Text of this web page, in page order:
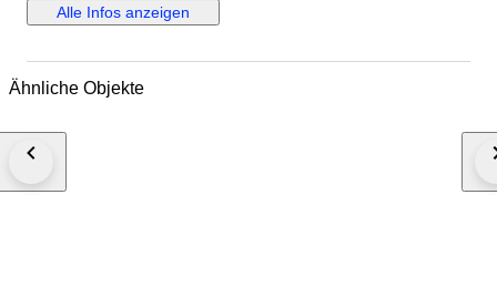
koopkracht van de munt in die tijd weergeeft (voor een cent kocht je een
liedje voor op een bruiloft in 1883).
Alle Infos anzeigen
Ähnliche Objekte